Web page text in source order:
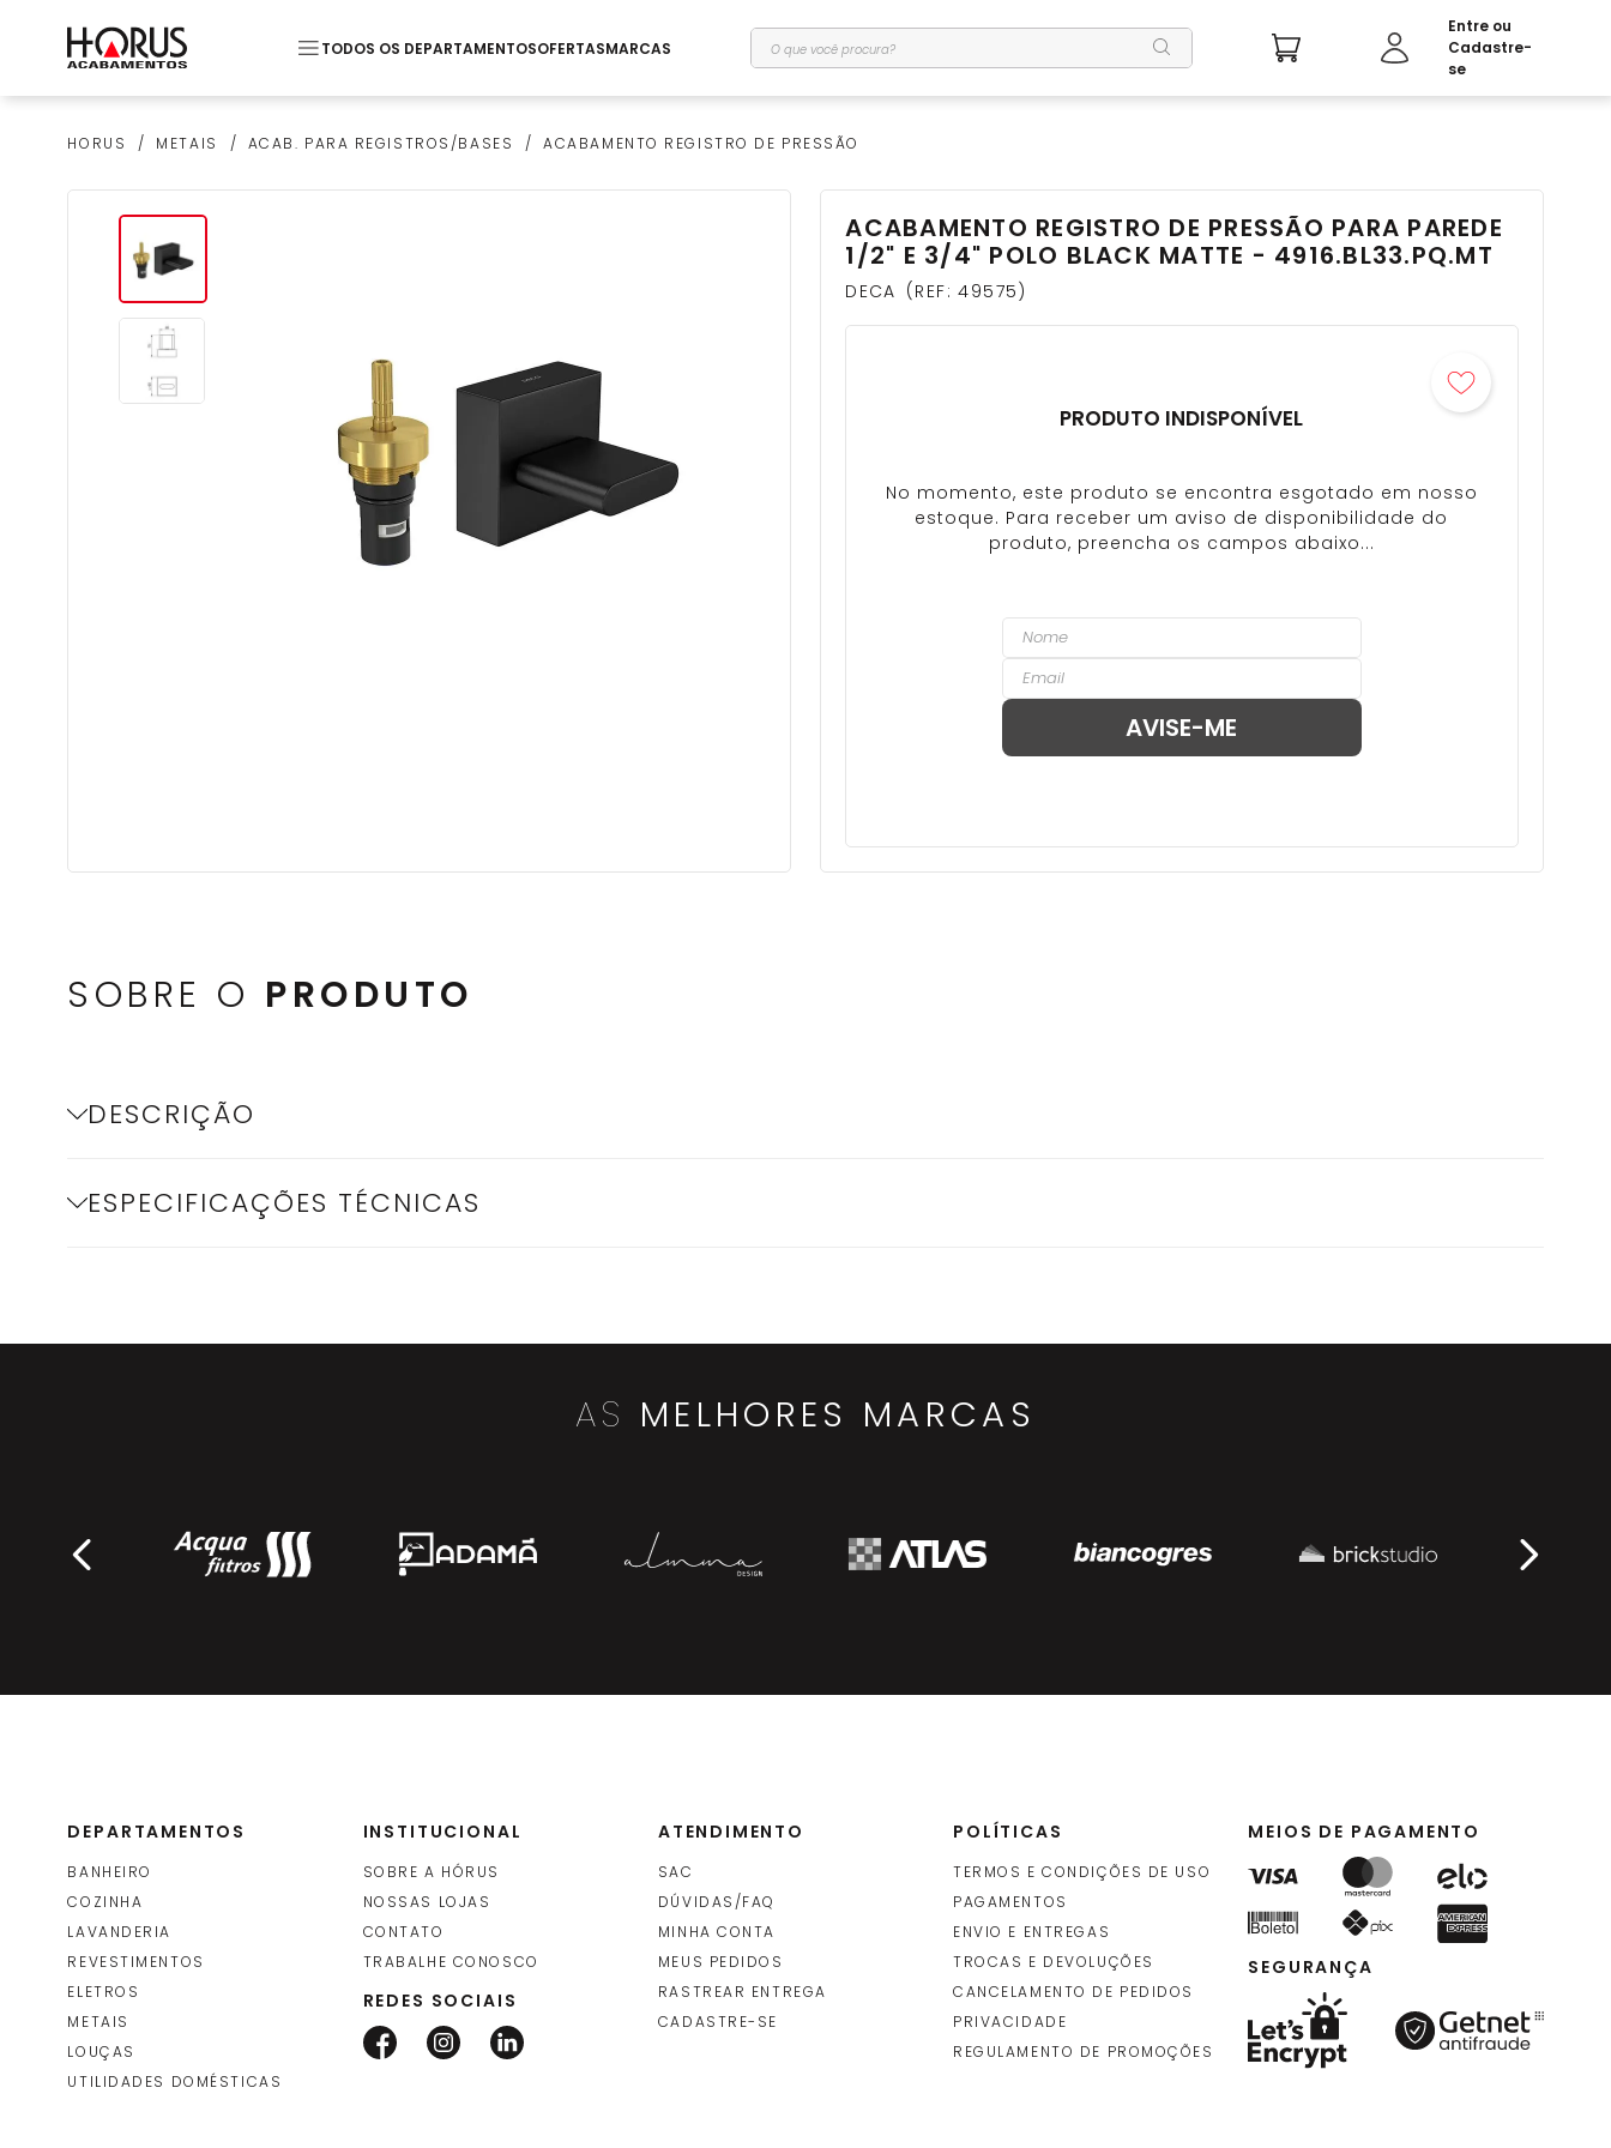
TODOS OS DEPARTAMENTOSOFERTASMARCAS O que você procura?
HORUS METAIS ACAB. PARA REGISTROS/BASES ACABAMENTO REGISTRO DE PRESSÃO
ACABAMENTO REGISTRO DE PRESSÃO PARA PAREDE
1/2" E 3/4" POLO BLACK MATTE - 4916.BL33.PQ.MT
DECA REF:49575
PRODUTO INDISPONÍVEL
SOBRE O PRODUTO
DESCRIÇÃO
ESPECIFICAÇÕES TÉCNICAS
AS MELHORES MARCAS
DEPARTAMENTOS
BANHEIRO
COZINHA
LAVANDERIA
REVESTIMENTOS
ELETROS
METAIS
LOUÇAS
UTILIDADES DOMÉSTICAS
INSTITUCIONAL
SOBRE A HÓRUS
NOSSAS LOJAS
CONTATO
TRABALHE CONOSCO
REDES SOCIAIS
ATENDIMENTO
SAC
DÚVIDAS/FAQ
MINHA CONTA
MEUS PEDIDOS
RASTREAR ENTREGA
CADASTRE-SE
POLÍTICAS
TERMOS E CONDIÇÕES DE USO
PAGAMENTOS
ENVIO E ENTREGAS
TROCAS E DEVOLUÇÕES
CANCELAMENTO DE PEDIDOS
PRIVACIDADE
REGULAMENTO DE PROMOÇÕES
MEIOS DE PAGAMENTO
SEGURANÇA